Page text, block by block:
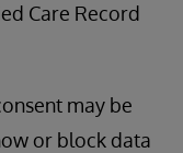
Care Record
may be
or block data